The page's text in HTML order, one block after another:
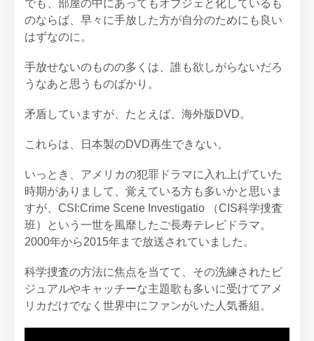
でも、部屋の中にあってもオブジェと化しているも
のならば、早々に手放した方が自分のためにも良い
はずなのに。
手放せないのものの多くは、誰も欲しがらないだろ
うなあと思うものばかり。
矛盾していますが、たとえば、海外版DVD。
これらは、日本製のDVD再生できない。
いっとき、アメリカの犯罪ドラマに入れ上げていた
時期がありまして、覚えている方も多いかと思いま
すが、CSI:Crime Scene Investigatio （CIS科学捜査
班）という一世を風靡したご長寿テレビドラマ。
2000年から2015年まで放送されていました。
科学捜査の方法に焦点を当てて、その洗練されたビ
ジュアルやキャッチーな主題歌も多いに受けてアメ
リカだけでなく世界中にファンがいた人気番組。